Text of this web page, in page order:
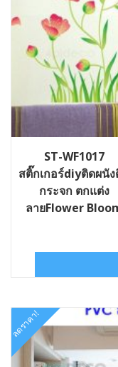
ST-WF1017
สติ๊กเกอร์diyติดผนั
กระจก ตกแต่ง
ลายFlower
ลดราคา!